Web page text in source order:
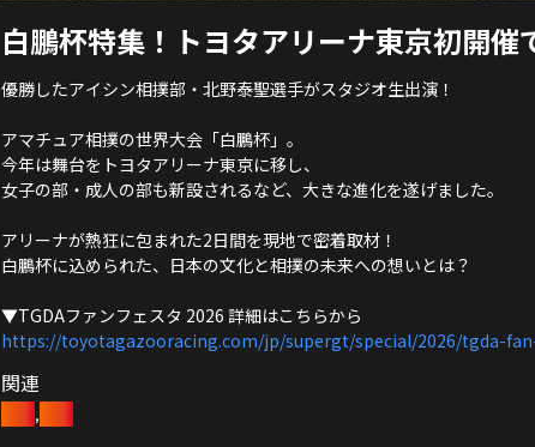
白鵬杯特集！トヨタアリーナ東京初開催
優勝したアイシン相撲部・北野泰聖選手がスタジオ生出演！
アマチュア相撲の世界大会「白鵬杯」。
今年は舞台をトヨタアリーナ東京に移し、
女子の部・成人の部も新設されるなど、大きな進化を遂げました。
アリーナが熱狂に包まれた2日間を現地で密着取材！
白鵬杯に込められた、日本の文化と相撲の未来への想いとは？
▼TGDAファンフェスタ 2026 詳細はこちらから
https://toyotagazooracing.com/jp/supergt/special/2026/tgda-
関連
,